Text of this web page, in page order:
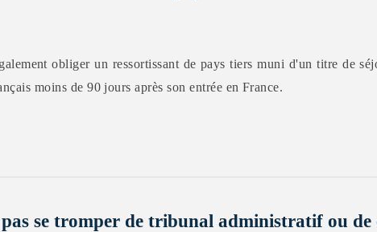
obliger un ressortissant de pays tiers muni d'un titre de
moins de 90 jours après son entrée en France.
se tromper de tribunal administratif ou